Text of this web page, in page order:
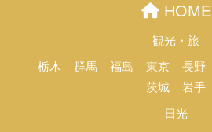
HOME
観光・旅
栃木 群馬 福島 東京 長野
茨城
岩手
日光